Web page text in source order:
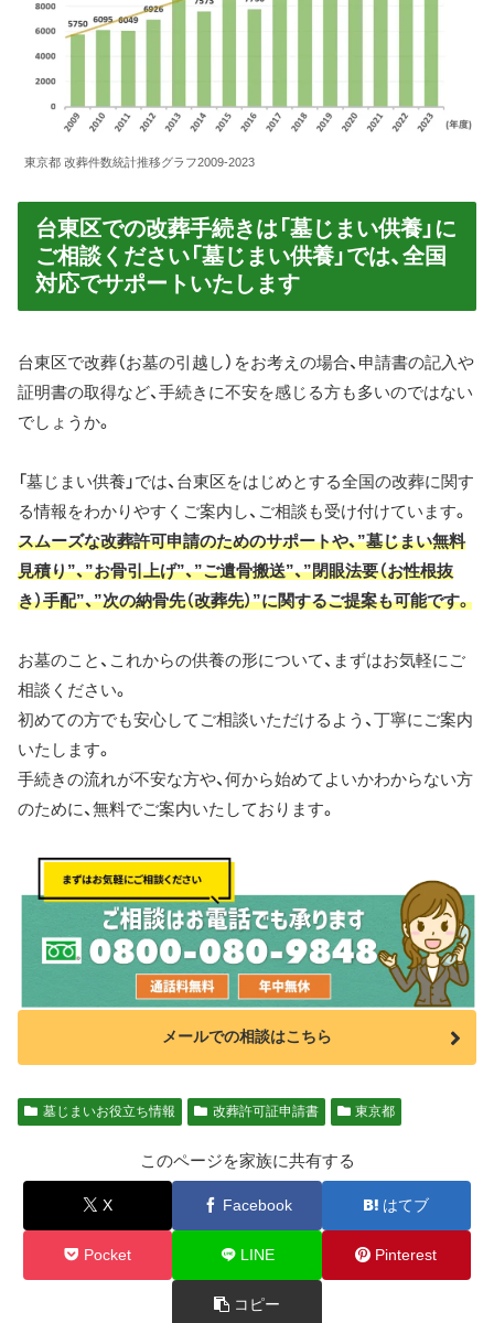
東京都 改葬件数統計推移グラフ2009-2023
台東区での改葬手続きは「墓じまい供養」に
ご相談ください「墓じまい供養」では、全国
対応でサポートいたします
台東区で改葬（お墓の引越し）をお考えの場合、申請書の記入や
証明書の取得など、手続きに不安を感じる方も多いのではない
でしょうか。
「墓じまい供養」では、台東区をはじめとする全国の改葬に関す
る情報をわかりやすくご案内し、ご相談も受け付けています。
スムーズな改葬許可申請のためのサポートや、”墓じまい無料
見積り”、”お骨引上げ”、”ご遺骨搬送”、”閉眼法要（お性根抜
き）手配”、”次の納骨先（改葬先）”に関するご提案も可能です。
お墓のこと、これからの供養の形について、まずはお気軽にご
相談ください。
初めての方でも安心してご相談いただけるよう、丁寧にご案内
いたします。
手続きの流れが不安な方や、何から始めてよいかわからない方
のために、無料でご案内いたしております。
メールでの相談はこちら
墓じまいお役立ち情報 改葬許可証申請書 東京都
このページを家族に共有する
X Facebook はてブ
Pocket LINE Pinterest
コピー